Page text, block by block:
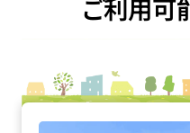
ご利用可
家族葬の長坂 武蔵村